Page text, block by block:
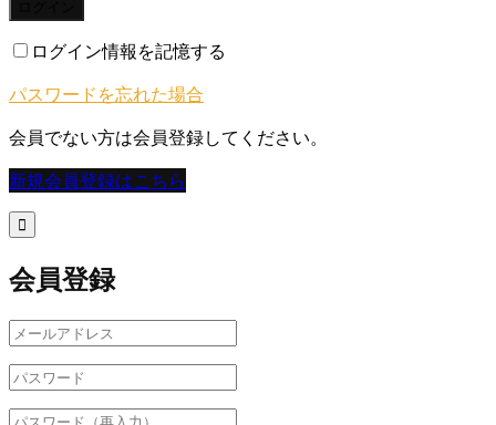
ログイン情報を記憶する
パスワードを忘れた場合
会員でない方は会員登録してください。
新規会員登録はこちら

会員登録